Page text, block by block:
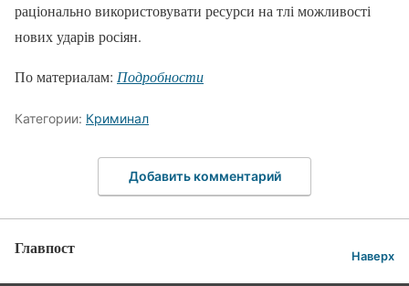
раціонально використовувати ресурси на тлі можливості
нових ударів росіян.
По материалам: Подробности
Категории: Криминал
Добавить комментарий
Главпост Наверх